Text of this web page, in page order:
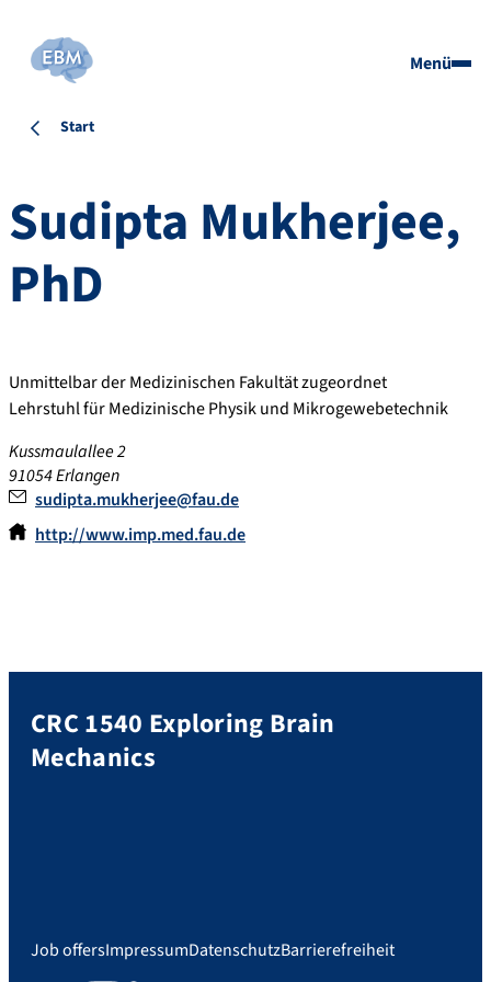
Menü
Start
Sudipta Mukherjee,
PhD
Unmittelbar der Medizinischen Fakultät zugeordnet
Lehrstuhl für Medizinische Physik und Mikrogewebetechnik
Kussmaulallee 2
91054Erlangen
sudipta.mukherjee@fau.de
http://www.imp.med.fau.de
CRC 1540 Exploring Brain
Mechanics
Job offersImpressumDatenschutzBarrierefreiheit